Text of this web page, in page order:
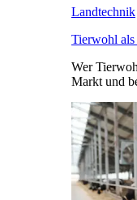
Landtechnik
Tierwohl
Wer
Markt und